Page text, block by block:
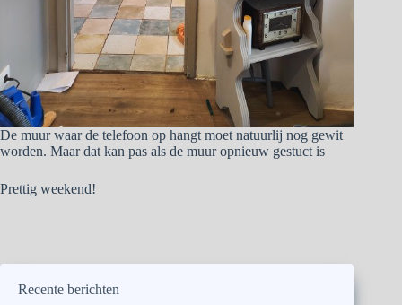
De muur waar de telefoon op hangt moet natuurlij nog gewit
worden. Maar dat kan pas als de muur opnieuw gestuct is
Prettig weekend!
Recente berichten